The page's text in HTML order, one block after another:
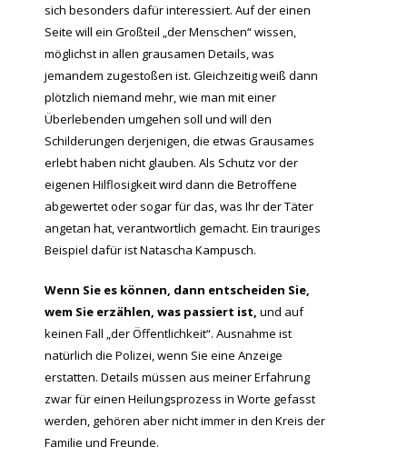
sich besonders dafür interessiert. Auf der einen
Seite will ein Großteil „der Menschen“ wissen,
möglichst in allen grausamen Details, was
jemandem zugestoßen ist. Gleichzeitig weiß dann
plötzlich niemand mehr, wie man mit einer
Überlebenden umgehen soll und will den
Schilderungen derjenigen, die etwas Grausames
erlebt haben nicht glauben. Als Schutz vor der
eigenen Hilflosigkeit wird dann die Betroffene
abgewertet oder sogar für das, was Ihr der Täter
angetan hat, verantwortlich gemacht. Ein trauriges
Beispiel dafür ist Natascha Kampusch.
Wenn Sie es können, dann entscheiden Sie,
wem Sie erzählen, was passiert ist, und auf
keinen Fall „der Öffentlichkeit“. Ausnahme ist
natürlich die Polizei, wenn Sie eine Anzeige
erstatten. Details müssen aus meiner Erfahrung
zwar für einen Heilungsprozess in Worte gefasst
werden, gehören aber nicht immer in den Kreis der
Familie und Freunde.